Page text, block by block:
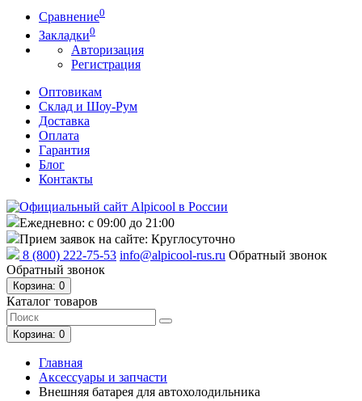
Сравнение0
Закладки0
Авторизация
Регистрация
Оптовикам
Склад и Шоу-Рум
Доставка
Оплата
Гарантия
Блог
Контакты
Ежедневно: с 09:00 до 21:00
Прием заявок на сайте: Круглосуточно
8 (800) 222-75-53 info@alpicool-rus.ru Обратный звонок
Обратный звонок
Корзина: 0
Каталог товаров
Корзина: 0
Главная
Аксессуары и запчасти
Внешняя батарея для автохолодильника